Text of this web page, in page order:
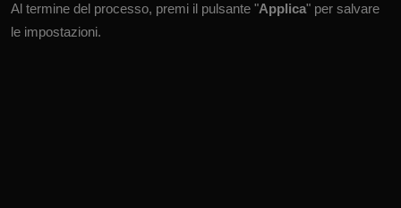
Al termine del processo, premi il pulsante "Applica" per salvare
le impostazioni.